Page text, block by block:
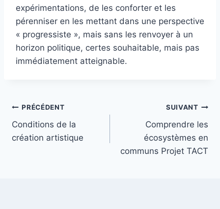
expérimentations, de les conforter et les
pérenniser en les mettant dans une perspective
« progressiste », mais sans les renvoyer à un
horizon politique, certes souhaitable, mais pas
immédiatement atteignable.
Navigation
de
PRÉCÉDENT
Conditions de la
création artistique
SUIVANT
Comprendre les
écosystèmes en
communs Projet TACT